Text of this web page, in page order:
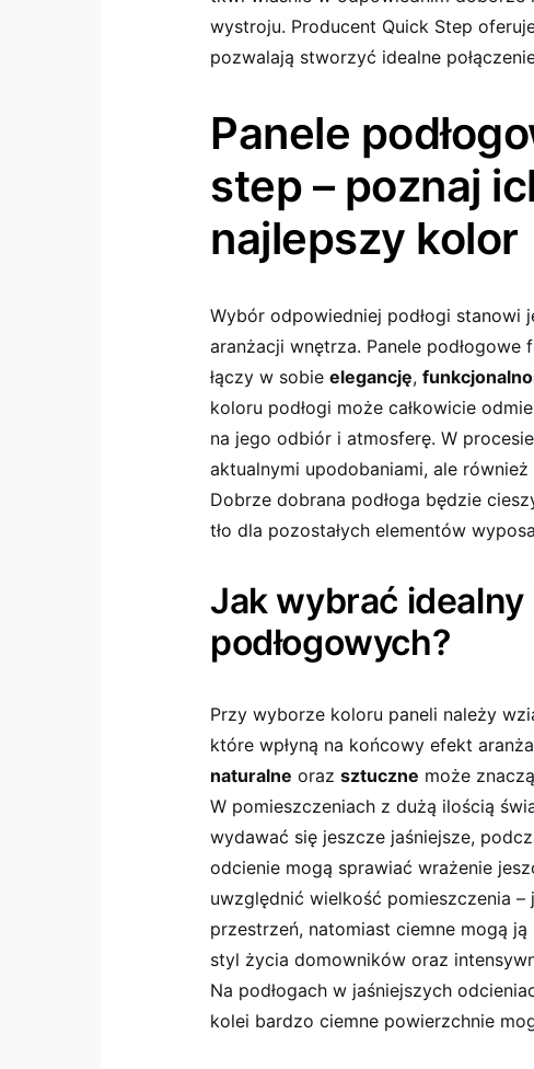
wystroju. Producent Quick Step
pozwalają stworzyć idealne
Panele
step – poznaj
najlepszy kolor
Wybór odpowiedniej podłogi stanowi
aranżacji wnętrza. Panele
łączy w sobie elegancję,
koloru podłogi może całkowicie
na jego odbiór i atmosferę. W
aktualnymi upodobaniami, ale
Dobrze dobrana podłoga będzie
tło dla pozostałych elementów
Jak wybrać
podłogowych?
Przy wyborze koloru paneli należy
które wpłyną na końcowy efekt
naturalne oraz sztuczne może
W pomieszczeniach z dużą ilością
wydawać się jeszcze jaśniejsze,
odcienie mogą sprawiać wrażenie
uwzględnić wielkość pomieszczenia
przestrzeń, natomiast ciemne mogą
styl życia domowników oraz
Na podłogach w jaśniejszych
kolei bardzo ciemne powierzchnie